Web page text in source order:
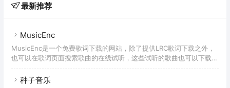
最新推荐
MusicEnc
MusicEnc是一个免费歌词下载的网站，除了提供LRC歌词下载之外，
也可以在歌词页面搜索歌曲的在线试听，这些试听的歌曲也可以下载，
不涉及版权问题，所以这里的歌词可选结果相对会更全面。虽然
种子音乐